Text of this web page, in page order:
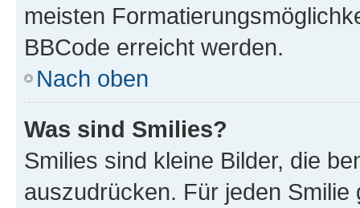
meisten
BBCode erreicht werden.
Nach oben
Was sind Smilies?
Smilies sind kleine Bilder, die
auszudrücken. Für jeden